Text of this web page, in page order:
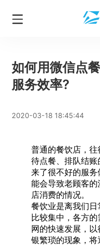
如何用微信点
服务效率?
2020-03-18 18:45:44
普通的餐饮店，
待点餐、排队结
来了很不好的服
能会导致老顾客
店消费的情况。
餐饮业是离我们
比较集中，各方
网的快速发展，
银繁琐的现象，